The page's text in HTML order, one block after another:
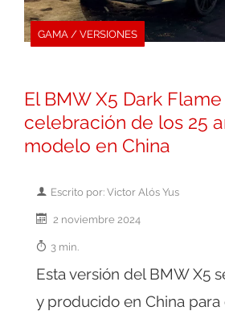
GAMA / VERSIONES
El BMW X5 Dark
celebración de los 25
modelo en China
Escrito por: Victor Alós Yus
2 noviembre 2024
3 min.
Esta versión del BMW X5
y producido en China